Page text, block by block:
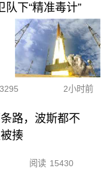
下“精准毒计”
3295 2小时前
路，波斯都不
揍
阅读 15430